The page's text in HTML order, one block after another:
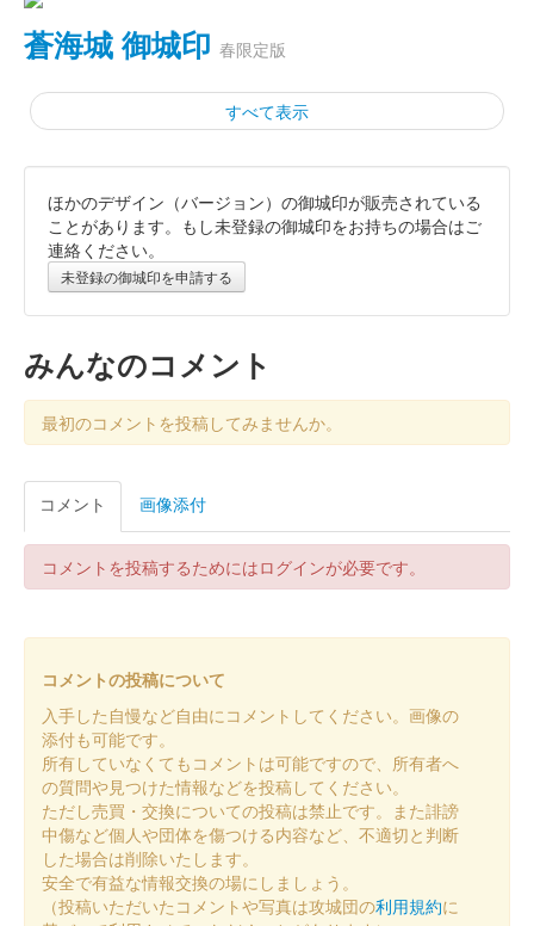
蒼海城 御城印 春限定版
すべて表示
蒼海城 御城印
蒼海城の絵図を使用。当初は上野国府跡とのセット販売（1000
円）で、その後単品での販売に。
蒼海城 御城印 ブックマンズアカデミー前橋店限定版
蒼海城 御城印 秋限定Menkoi版
蒼海城 御城印
蒼海城 御城印 群馬戦国御城印サミット 上杉謙信版
ぐんま特使Menkoiガールズが文字を担当した。
ほかのデザイン（バージョン）の御城印が販売されている
ことがあります。もし未登録の御城印をお持ちの場合はご
連絡ください。
未登録の御城印を申請する
みんなのコメント
最初のコメントを投稿してみませんか。
コメント 画像添付
コメントを投稿するためにはログインが必要です。
コメントの投稿について
入手した自慢など自由にコメントしてください。画像の
添付も可能です。
所有していなくてもコメントは可能ですので、所有者へ
の質問や見つけた情報などを投稿してください。
ただし売買・交換についての投稿は禁止です。また誹謗
中傷など個人や団体を傷つける内容など、不適切と判断
した場合は削除いたします。
安全で有益な情報交換の場にしましょう。
（投稿いただいたコメントや写真は攻城団の利用規約に